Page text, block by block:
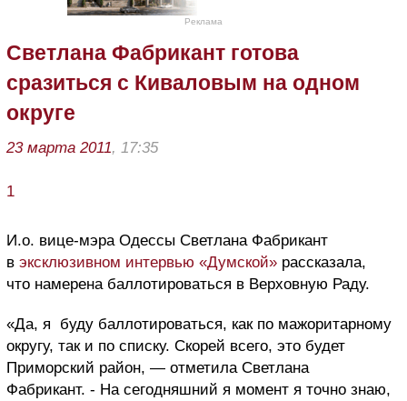
Реклама
Светлана Фабрикант готова
сразиться с Киваловым на одном
округе
23 марта 2011, 17:35
1
И.о. вице-мэра Одессы Светлана Фабрикант
в эксклюзивном интервью «Думской» рассказала,
что намерена баллотироваться в Верховную Раду.
«Да, я буду баллотироваться, как по мажоритарному
округу, так и по списку. Скорей всего, это будет
Приморский район, — отметила Светлана
Фабрикант. - На сегодняшний я момент я точно знаю,